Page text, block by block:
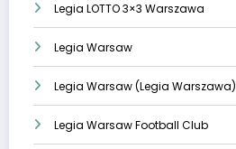
Legia LOTTO 3×3 Warszawa
Legia Warsaw
Legia Warsaw (Legia Warszawa)
Legia Warsaw Football Club